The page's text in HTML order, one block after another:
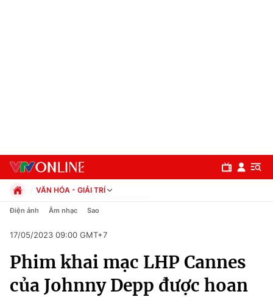
Chuyên mục
Chính trị
VĂN HÓA - GIẢI TRÍ
Chính trị
Pháp luật
Kinh tế
Thể thao
Truyền hình
Điện ảnh Âm nhạc Sao
17/05/2023 09:00 GMT+7
Phim khai mạc LHP Cannes
của Johnny Depp được hoan